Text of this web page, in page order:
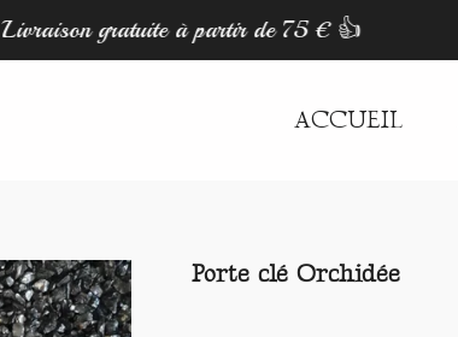
Livraison gratuite à partir de 75 € 👍
ACCUEIL
Porte clé Orchidée